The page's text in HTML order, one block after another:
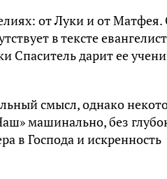
от Луки и от Матфея.
в тексте
Спаситель дарит ее
смысл, однако
машинально, без
в Господа и искренность